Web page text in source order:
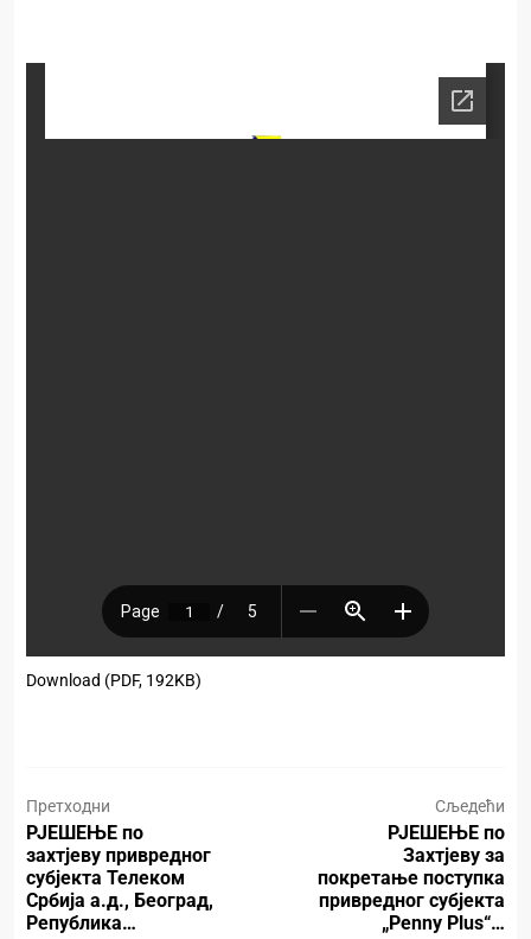
Download (PDF, 192KB)
Претходни
РЈЕШЕЊЕ по
захтјеву привредног
субјекта Телеком
Србија а.д., Београд,
Република…
Сљедећи
РЈЕШЕЊЕ по
Захтјеву за
покретање поступка
привредног субјекта
„Penny Plus“…